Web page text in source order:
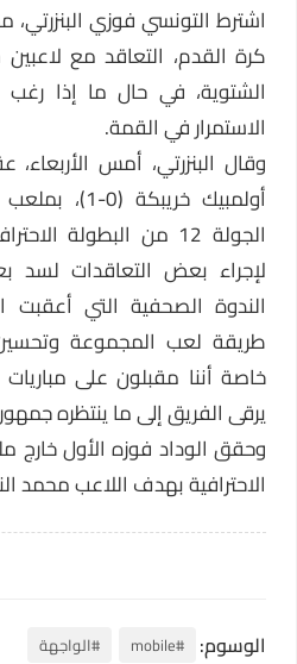
اشترط التونسي فوزي البنزرتي،
كرة القدم، التعاقد مع لاعبين
الشتوية، في حال ما إذا رغب
الاستمرار في القمة.
وقال البنزرتي، أمس الأربعاء،
أولمبيك خريبكة
الجولة 12 من البطولة
لإجراء بعض التعاقدات لسد
الندوة الصحفية التي أعقبت
طريقة لعب المجموعة وتحسين
خاصة أننا مقبلون على مباريات
يرقى الفريق إلى ما ينتظره جمهور
وحقق الوداد فوزه الأول خارج
الاحترافية بهدف اللاعب محمد
الوسوم: #mobile #الواجهة